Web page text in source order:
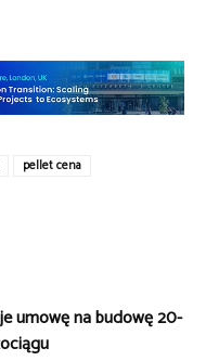
pellet cena
umowę na budowę 20-